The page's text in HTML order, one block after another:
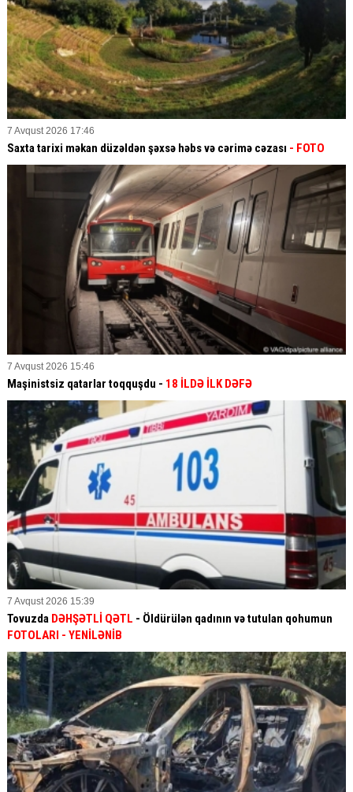
7 Avqust 2026 17:46
Saxta tarixi məkan düzəldən şəxsə həbs və cərimə cəzası - FOTO
7 Avqust 2026 15:46
Maşinistsiz qatarlar toqquşdu - 18 İLDƏ İLK DƏFƏ
7 Avqust 2026 15:39
Tovuzda DƏHŞƏTLİ QƏTL - Öldürülən qadının və tutulan qohumun
FOTOLARI - YENİLƏNİB